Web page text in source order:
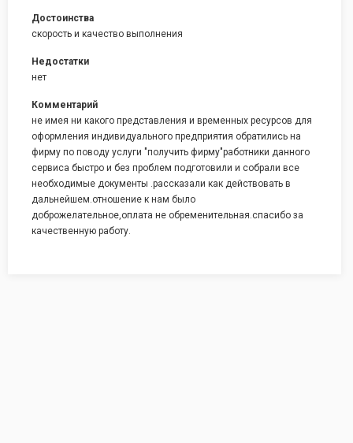
Достоинства
скорость и качество выполнения
Недостатки
нет
Комментарий
не имея ни какого представления и временных ресурсов для
оформления индивидуального предприятия обратились на
фирму по поводу услуги "получить фирму"работники данного
сервиса быстро и без проблем подготовили и собрали все
необходимые документы .рассказали как действовать в
дальнейшем.отношение к нам было
доброжелательное,оплата не обременительная.спасибо за
качественную работу.